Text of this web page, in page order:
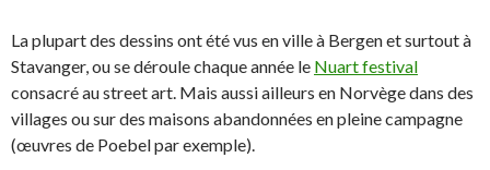
La plupart des dessins ont été vus en ville à Bergen et surtout à
Stavanger, ou se déroule chaque année le Nuart festival
consacré au street art. Mais aussi ailleurs en Norvège dans des
villages ou sur des maisons abandonnées en pleine campagne
(œuvres de Poebel par exemple).